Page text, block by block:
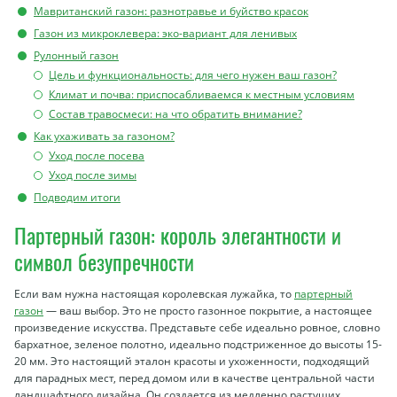
Мавританский газон: разнотравье и буйство красок
Газон из микроклевера: эко-вариант для ленивых
Рулонный газон
Цель и функциональность: для чего нужен ваш газон?
Климат и почва: приспосабливаемся к местным условиям
Состав травосмеси: на что обратить внимание?
Как ухаживать за газоном?
Уход после посева
Уход после зимы
Подводим итоги
Партерный газон: король элегантности и
символ безупречности
Если вам нужна настоящая королевская лужайка, то партерный
газон — ваш выбор. Это не просто газонное покрытие, а настоящее
произведение искусства. Представьте себе идеально ровное, словно
бархатное, зеленое полотно, идеально подстриженное до высоты 15-
20 мм. Это настоящий эталон красоты и ухоженности, подходящий
для парадных мест, перед домом или в качестве центральной части